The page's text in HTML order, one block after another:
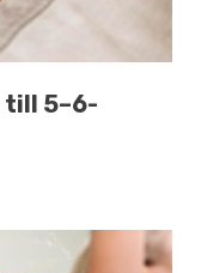
till 5–6-